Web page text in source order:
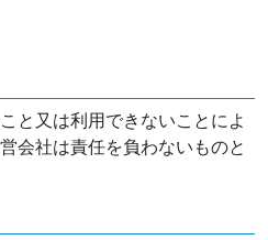
と又は利用できないことによ
会社は責任を負わないものと